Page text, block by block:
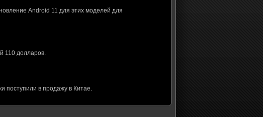
Android 11 для этих моделей для
110 долларов.
поступили в продажу в Китае.